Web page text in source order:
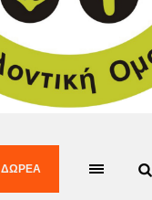
ΔΩΡΕΆ